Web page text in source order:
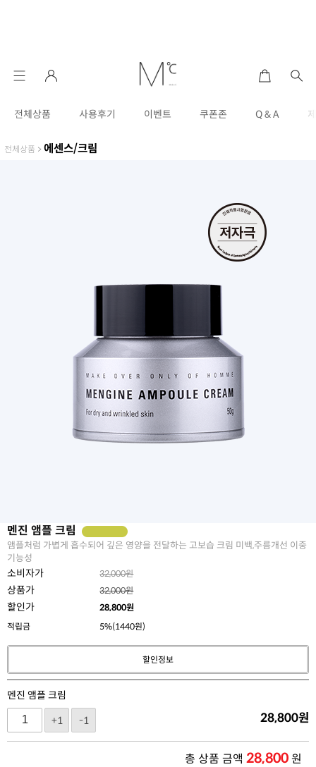
전체상품 사용후기 이벤트 쿠폰존 Q & A
전체상품 > 에센스/크림
멘진 앰플 크림
앰플처럼 가볍게 흡수되어 깊은 영양을 전달하는 고보습 크림 미백,주름개선 이중
기능성
소비자가 32,000원
상품가 32,000원
할인가 28,800원
적립금
5%(1440원)
할인정보
멘진 앰플 크림
+1
-1 28,800원
총 상품 금액 28,800원